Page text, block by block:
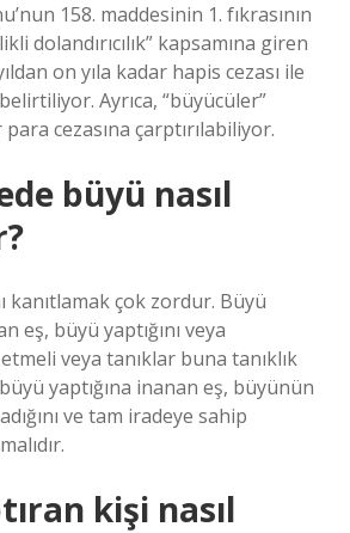
158. maddesinin 1. fıkrasının
dolandırıcılık” kapsamına giren
on yıla kadar hapis cezası ile
belirtiliyor. Ayrıca, “büyücüler”
cezasına çarptırılabiliyor.
büyü nasıl
kanıtlamak çok zordur. Büyü
eş, büyü yaptığını veya
etmeli veya tanıklar buna tanıklık
yaptığına inanan eş, büyünün
ve tam iradeye sahip
kişi nasıl